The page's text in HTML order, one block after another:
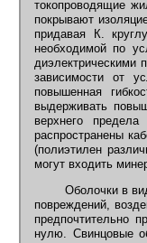
токопроводящие
покрывают
придавая К.
необходимой по
диэлектрическими
зависимости от
повышенная
выдерживать
верхнего
распространены
(полиэтилен
могут входить
Оболочки в
повреждений,
предпочтительно
нулю. Свинцовые